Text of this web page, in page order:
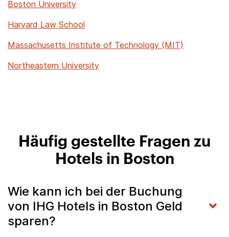
Boston University
Harvard Law School
Massachusetts Institute of Technology (MIT)
Northeastern University
Häufig gestellte Fragen zu
Hotels in Boston
Wie kann ich bei der Buchung
von IHG Hotels in Boston Geld
sparen?